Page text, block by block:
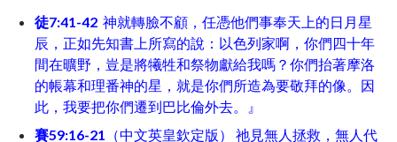
徒7:41-42 神就轉臉不顧，任憑他們事奉天上的日月星
辰，正如先知書上所寫的說：以色列家啊，你們四十年
間在曠野，豈是將犧牲和祭物獻給我嗎？你們抬著摩洛
的帳幕和理番神的星，就是你們所造為要敬拜的像。因
此，我要把你們遷到巴比倫外去。』
賽59:16-21
（中文英皇欽定版） 祂見無人拯救，無人代